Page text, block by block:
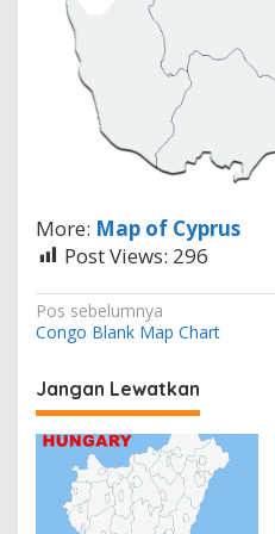
More: Map of Cyprus
Post Views: 296
N
a
v
i
g
Pos sebelumnya
Congo Blank Map Chart
Jangan Lewatkan